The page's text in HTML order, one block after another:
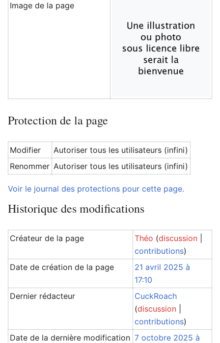
Image de la page
Protection de la page
Modifier
Autoriser tous les utilisateurs (infini)
Renommer Autoriser tous les utilisateurs (infini)
Voir le journal des protections pour cette page.
Historique des modifications
Créateur de la page Théo (discussion
contributions)
Date de création de la page
21 avril 2025 à
17:10
Dernier rédacteur
CuckRoach
(discussion
contributions)
Date de la dernière modification 7 octobre 2025 à